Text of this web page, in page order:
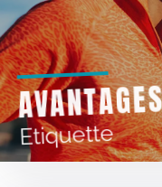
Etiquette